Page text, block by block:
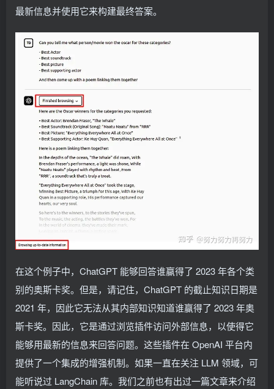
最新信息并使用它来构建最终答案。
在这个例子中，ChatGPT 能够回答谁赢得了 2023 年各个类
别的奥斯卡奖。但是，请记住，ChatGPT 的截止知识日期是
2021 年，因此它无法从其内部知识知道谁赢得了 2023 年奥
斯卡奖。因此，它是通过浏览插件访问外部信息，以使得它
能够用最新的信息来回答问题。这些插件在 OpenAI 平台内
提供了一个集成的增强机制。如果一直在关注 LLM 领域，可
能听说过 LangChain 库。我们之前也有出过一篇文章来介绍